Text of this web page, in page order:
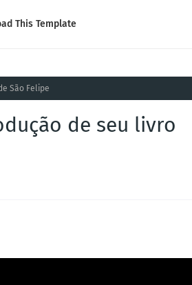
This Template
São Felipe
de seu livro